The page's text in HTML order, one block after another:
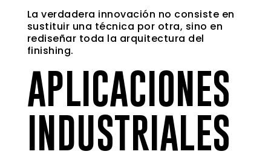
La verdadera innovación no consiste en
sustituir una técnica por otra, sino en
rediseñar toda la arquitectura del
finishing.
APLICACIONES
INDUSTRIALES